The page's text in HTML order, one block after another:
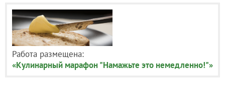
Работа размещена:
«Кулинарный марафон "Намажьте это немедленно!"»